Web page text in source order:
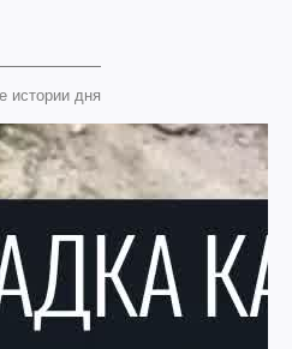
истории дня